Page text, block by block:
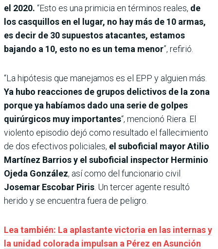
el 2020. “Esto es una primicia en términos reales, de
los casquillos en el lugar, no hay más de 10 armas,
es decir de 30 supuestos atacantes, estamos
bajando a 10, esto no es un tema menor”, refirió.
“La hipótesis que manejamos es el EPP y alguien más.
Ya hubo reacciones de grupos delictivos de la zona
porque ya habíamos dado una serie de golpes
quirúrgicos muy importantes“, mencionó Riera. El
violento episodio dejó como resultado el fallecimiento
de dos efectivos policiales, el suboficial mayor Atilio
Martínez Barrios y el suboficial inspector Herminio
Ojeda González, así como del funcionario civil
Josemar Escobar Piris . Un tercer agente resultó
herido y se encuentra fuera de peligro.
Lea también: La aplastante victoria en las internas y
la unidad colorada impulsan a Pérez en Asunción